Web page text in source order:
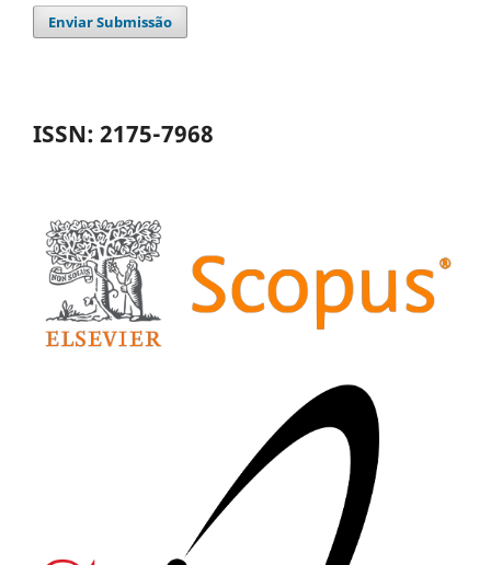
Enviar Submissão
ISSN: 2175-7968